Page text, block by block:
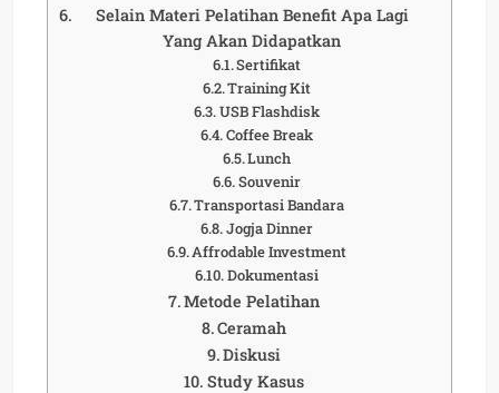
Selain Materi Pelatihan Benefit Apa Lagi
Yang Akan Didapatkan
Sertifikat
Training Kit
USB Flashdisk
Coffee Break
Lunch
Souvenir
Transportasi Bandara
Jogja Dinner
Affrodable Investment
Dokumentasi
Metode Pelatihan
Ceramah
Diskusi
Study Kasus